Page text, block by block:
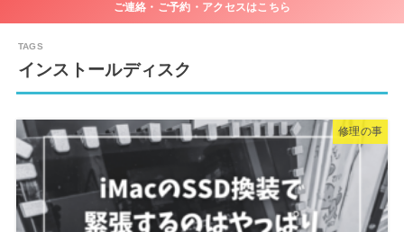
ご連絡・ご予約・アクセスはこちら
インストールディスク
修理の事